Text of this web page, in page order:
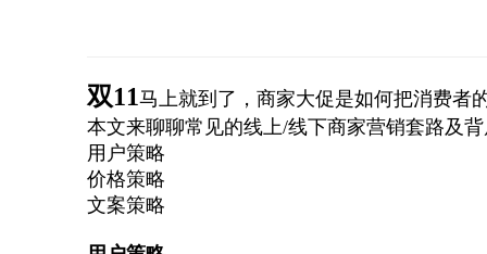
双11马上就到了，商家大促是如何把消费者
本文来聊聊常见的线上/线下商家营销套路及
用户策略
价格策略
文案策略